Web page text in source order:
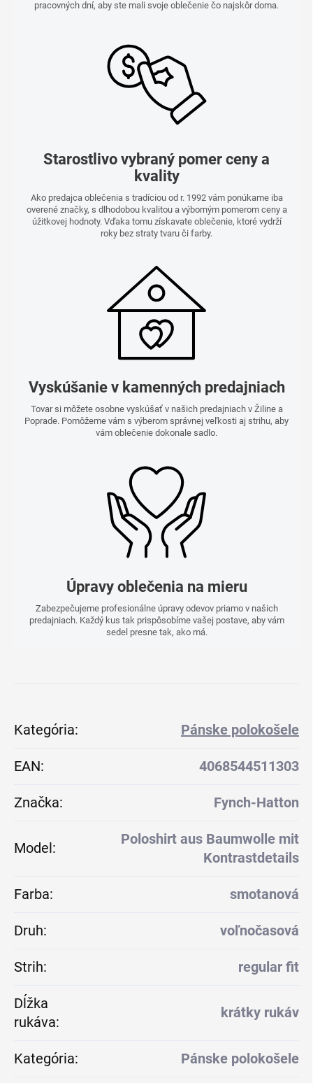
pracovných dní, aby ste mali svoje oblečenie čo najskôr doma.
Starostlivo vybraný pomer ceny a
kvality
Ako predajca oblečenia s tradíciou od r. 1992 vám ponúkame iba
overené značky, s dlhodobou kvalitou a výborným pomerom ceny a
úžitkovej hodnoty. Vďaka tomu získavate oblečenie, ktoré vydrží
roky bez straty tvaru či farby.
Vyskúšanie v kamenných predajniach
Tovar si môžete osobne vyskúšať v našich predajniach v Žiline a
Poprade. Pomôžeme vám s výberom správnej veľkosti aj strihu, aby
vám oblečenie dokonale sadlo.
Úpravy oblečenia na mieru
Zabezpečujeme profesionálne úpravy odevov priamo v našich
predajniach. Každý kus tak prispôsobíme vašej postave, aby vám
sedel presne tak, ako má.
Kategória: Pánske polokošele
EAN: 4068544511303
Značka: Fynch-Hatton
Model:
Poloshirt aus Baumwolle mit
Kontrastdetails
Farba: smotanová
Druh: voľnočasová
Strih: regular fit
Dĺžka
rukáva:
krátky rukáv
Kategória: Pánske polokošele